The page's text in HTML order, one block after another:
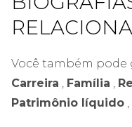
Você também pode
Carreira , Família ,
Patrimônio líquido ,